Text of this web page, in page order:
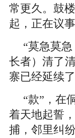
常更久。鼓
起，正在议
“莫急莫
长者）清了
寨已经延续了
“款”，在
着天地起誓
捕，邻里纠